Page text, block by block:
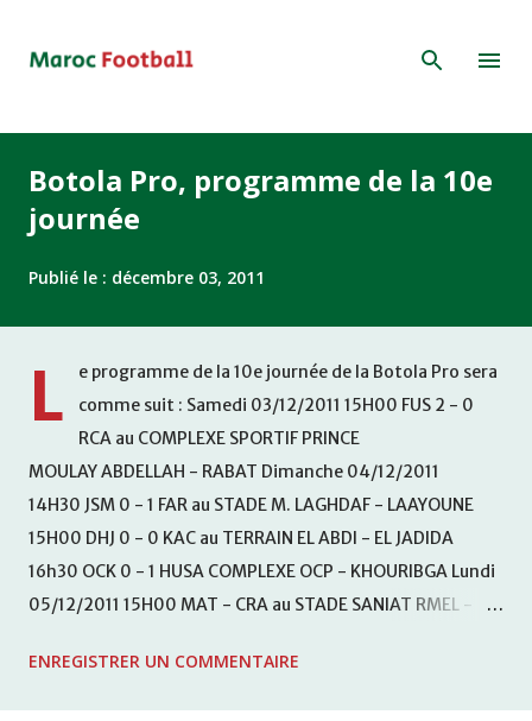
Botola Pro, programme de la 10e
journée
Publié le : décembre 03, 2011
L
e programme de la 10e journée de la Botola Pro sera
comme suit : Samedi 03/12/2011 15H00 FUS 2 - 0
RCA au COMPLEXE SPORTIF PRINCE
MOULAY ABDELLAH - RABAT Dimanche 04/12/2011
14H30 JSM 0 - 1 FAR au STADE M. LAGHDAF - LAAYOUNE
15H00 DHJ 0 - 0 KAC au TERRAIN EL ABDI - EL JADIDA
16h30 OCK 0 - 1 HUSA COMPLEXE OCP - KHOURIBGA Lundi
05/12/2011 15H00 MAT - CRA au STADE SANIAT RMEL -
KHEMISET Mardi 06/12/2011 15H00 WAF - OCS au
ENREGISTRER UN COMMENTAIRE